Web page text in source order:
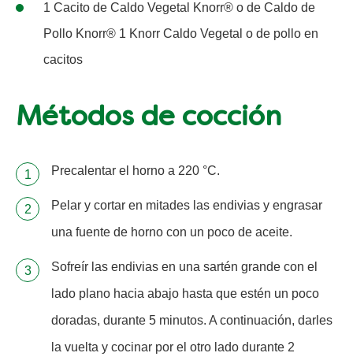
1 Cacito de Caldo Vegetal Knorr® o de Caldo de
Pollo Knorr® 1 Knorr Caldo Vegetal o de pollo en
cacitos
Métodos de cocción
Precalentar el horno a 220 °C.
Pelar y cortar en mitades las endivias y engrasar
una fuente de horno con un poco de aceite.
Sofreír las endivias en una sartén grande con el
lado plano hacia abajo hasta que estén un poco
doradas, durante 5 minutos. A continuación, darles
la vuelta y cocinar por el otro lado durante 2